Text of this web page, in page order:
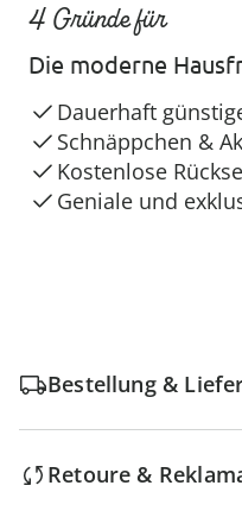
4 Gründe für
Die moderne
Dauerhaft
Schnäppchen &
Kostenlose
Geniale und
Bestellung &
Retoure &